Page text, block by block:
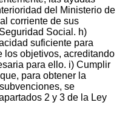
del Ministerio de
corriente de sus
Social. h)
suficiente para
los objetivos, acreditando
para ello. i) Cumplir
para obtener la
se
2 y 3 de la Ley